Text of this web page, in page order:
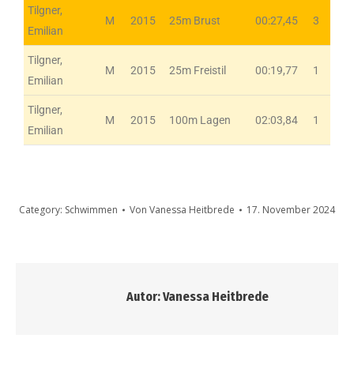
Tilgner,
Emilian
M 2015 25m Brust 00:27,45 3
Tilgner,
Emilian
M 2015 25m Freistil 00:19,77 1
Tilgner,
Emilian
M 2015 100m Lagen 02:03,84 1
Category: Schwimmen Von Vanessa Heitbrede 17. November 2024
Autor:Vanessa Heitbrede